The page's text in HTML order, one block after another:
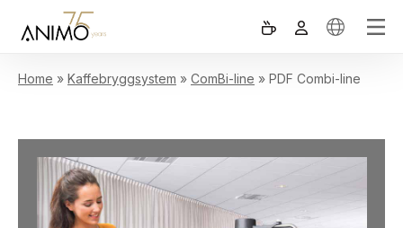
Home » Kaffebryggsystem » ComBi-line » PDF Combi-line